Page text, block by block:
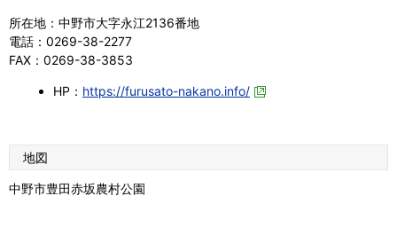
所在地：中野市大字永江2136番地
電話：0269-38-2277
FAX：0269-38-3853
HP： https://furusato-nakano.info/
地図
中野市豊田赤坂農村公園